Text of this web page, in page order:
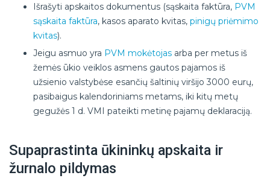
Išrašyti apskaitos dokumentus (sąskaita faktūra, PVM
sąskaita faktūra, kasos aparato kvitas, pinigų priėmimo
kvitas).
Jeigu asmuo yra PVM mokėtojas arba per metus iš
žemės ūkio veiklos asmens gautos pajamos iš
užsienio valstybėse esančių šaltinių viršijo 3000 eurų,
pasibaigus kalendoriniams metams, iki kitų metų
gegužės 1 d. VMI pateikti metinę pajamų deklaraciją.
Supaprastinta ūkininkų apskaita ir
žurnalo pildymas